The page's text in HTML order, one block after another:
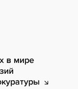
в мире